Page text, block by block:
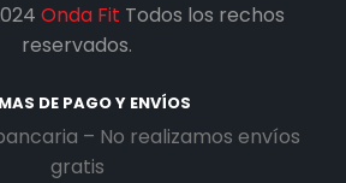
Onda Fit Todos los rechos
reservados.
DE PAGO Y ENVÍOS
– No realizamos envíos
gratis